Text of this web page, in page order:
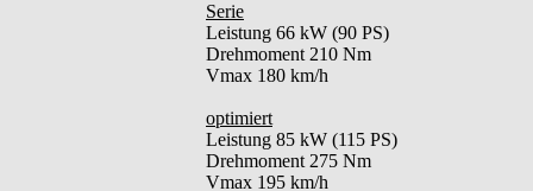
Serie
Leistung 66 kW (90 PS)
Drehmoment 210 Nm
Vmax 180 km/h
optimiert
Leistung 85 kW (115 PS)
Drehmoment 275 Nm
Vmax 195 km/h